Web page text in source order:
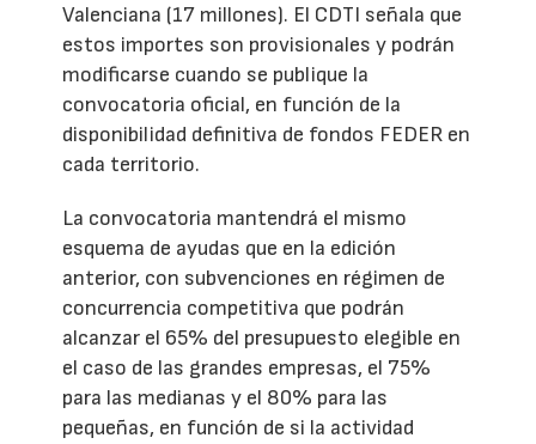
Valenciana (17 millones). El CDTI señala que
estos importes son provisionales y podrán
modificarse cuando se publique la
convocatoria oficial, en función de la
disponibilidad definitiva de fondos FEDER en
cada territorio.
La convocatoria mantendrá el mismo
esquema de ayudas que en la edición
anterior, con subvenciones en régimen de
concurrencia competitiva que podrán
alcanzar el 65% del presupuesto elegible en
el caso de las grandes empresas, el 75%
para las medianas y el 80% para las
pequeñas, en función de si la actividad